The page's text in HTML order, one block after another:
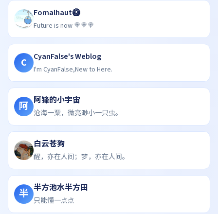
Fomalhaut🥝
Future is now 🍭🍭🍭
C CyanFalse's Weblog
I'm CyanFalse,New to Here.
阿 阿锋的小宇宙
沧海一粟，微亮渺小一只虫。
白云苍狗
醒，亦在人间；梦，亦在人间。
半 半方池水半方田
只能懂一点点